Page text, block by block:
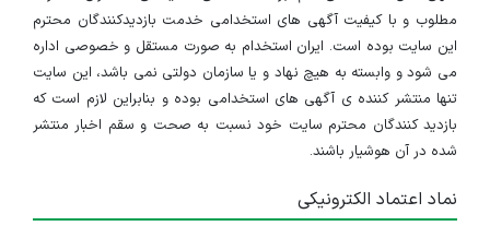
مطلوب و با کیفیت آگهی های استخدامی خدمت بازدیدکنندگان محترم
این سایت بوده است. ایران استخدام به صورت مستقل و خصوصی اداره
می شود و وابسته به هیچ نهاد و یا سازمان دولتی نمی باشد، این سایت
تنها منتشر کننده ی آگهی های استخدامی بوده و بنابراین لازم است که
بازدید کنندگان محترم سایت خود نسبت به صحت و سقم اخبار منتشر
شده در آن هوشیار باشند.
نماد اعتماد الکترونیکی